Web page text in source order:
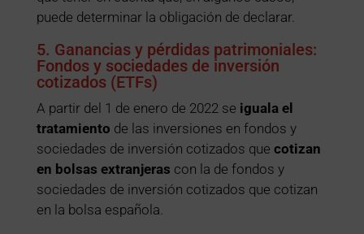
puede determinar la obligación de declarar.
5. Ganancias y pérdidas patrimoniales:
Fondos y sociedades de inversión
cotizados (ETFs)
A partir del 1 de enero de 2022 se iguala el
tratamiento de las inversiones en fondos y
sociedades de inversión cotizados que cotizan
en bolsas extranjeras con la de fondos y
sociedades de inversión cotizados que cotizan
en la bolsa española.